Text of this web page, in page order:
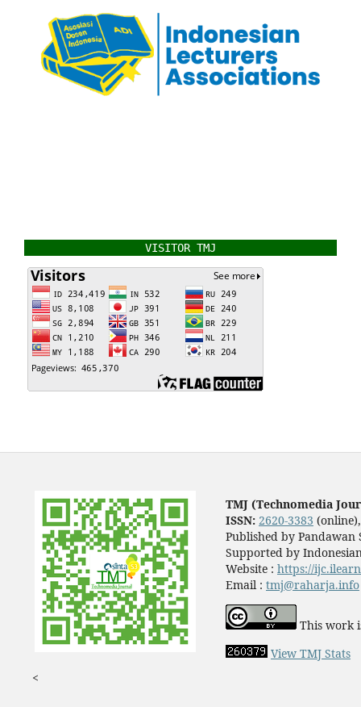
VISITOR TMJ
TMJ (Technomedia
ISSN: 2620-3383
Published by Pandawan
Supported by
Website : https://
Email : tmj@raharja.info
This work
View TMJ Stats
<